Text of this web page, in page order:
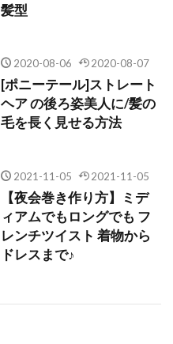
髪型
2020-08-06 2020-08-07
[ポニーテール]ストレート
ヘア の後ろ姿美人に/髪の
毛を長く見せる方法
2021-11-05 2021-11-05
【夜会巻き作り方】ミデ
ィアムでもロングでも フ
レンチツイスト 着物から
ドレスまで♪